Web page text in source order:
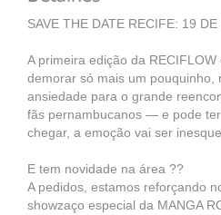
SAVE THE DATE RECIFE: 19
A primeira edição da
demorar só mais um pouquinho,
ansiedade para o grande
fãs pernambucanos — e pode
chegar, a emoção vai ser
E tem novidade na área ??
A pedidos, estamos reforçando
showzaço especial da MANGA